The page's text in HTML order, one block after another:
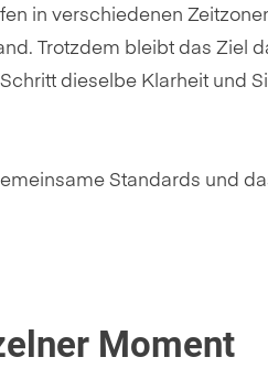
in verschiedenen
Trotzdem bleibt das Ziel
dieselbe Klarheit und
Standards und
Moment